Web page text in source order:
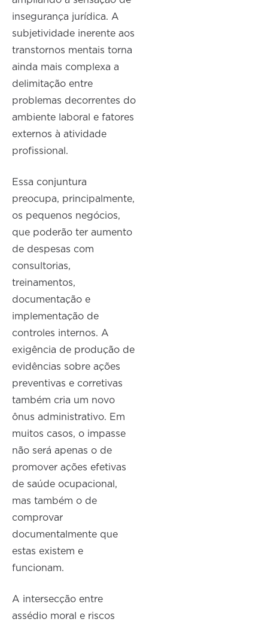
insegurança jurídica. A
subjetividade inerente aos
transtornos mentais torna
ainda mais complexa a
delimitação entre
problemas decorrentes do
ambiente laboral e fatores
externos à atividade
profissional.
Essa conjuntura
preocupa, principalmente,
os pequenos negócios,
que poderão ter aumento
de despesas com
consultorias,
treinamentos,
documentação e
implementação de
controles internos. A
exigência de produção de
evidências sobre ações
preventivas e corretivas
também cria um novo
ônus administrativo. Em
muitos casos, o impasse
não será apenas o de
promover ações efetivas
de saúde ocupacional,
mas também o de
comprovar
documentalmente que
estas existem e
funcionam.
A intersecção entre
assédio moral e riscos